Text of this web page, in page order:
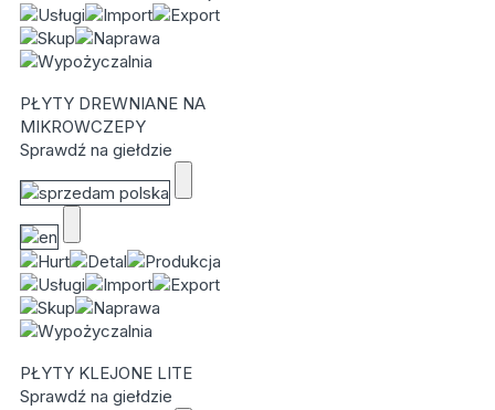
PŁYTY DREWNIANE NA
MIKROWCZEPY
Sprawdź na giełdzie
PŁYTY KLEJONE LITE
Sprawdź na giełdzie